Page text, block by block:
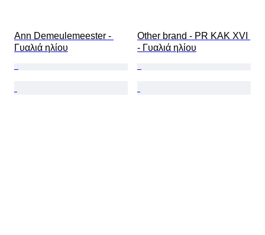
Ann Demeulemeester -
Γυαλιά ηλίου
Other brand - PR KAK XVI
- Γυαλιά ηλίου